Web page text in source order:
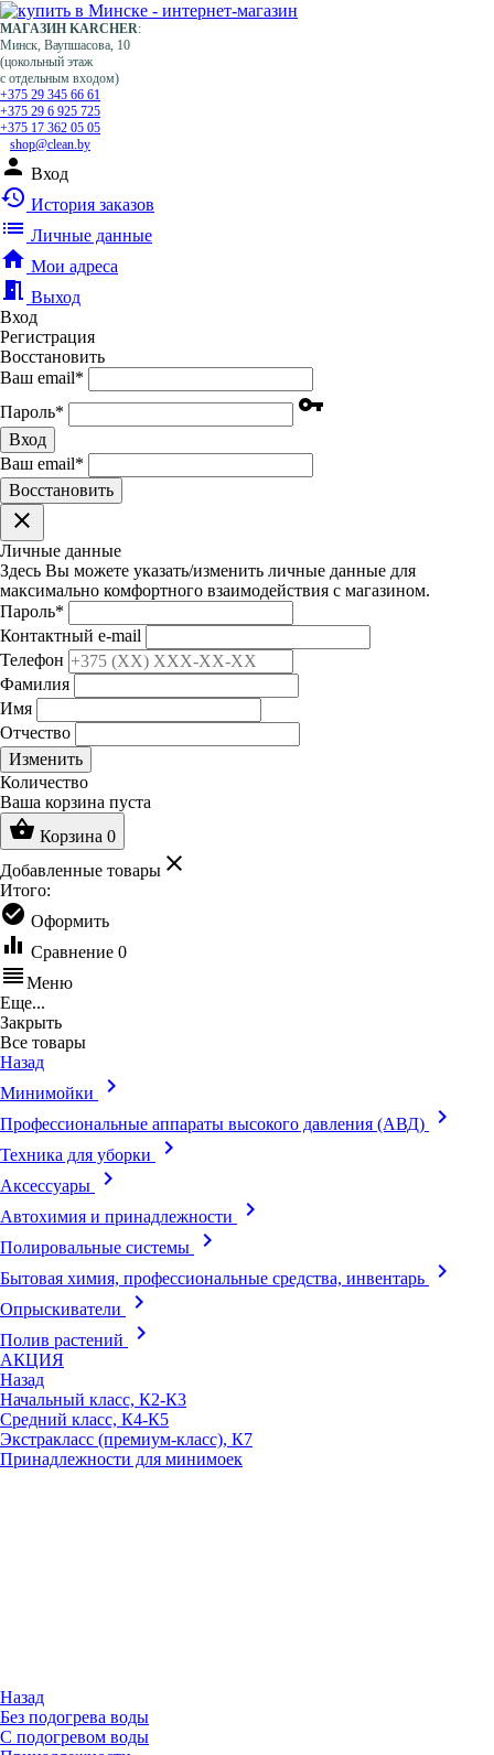
МАГАЗИН KARCHER:
Минск, Ваупшасова, 10
(цокольный этаж
с отдельным входом)
+375 29 345 66 61
+375 29 6 925 725
+375 17 362 05 05
shop@clean.by
person Вход
history История заказов
list Личные данные
home Мои адреса
meeting_room Выход
Вход
Регистрация
Восстановить
Ваш email*
Пароль* vpn_key
Вход
Ваш email*
Воcстановить
clear
Личные данные
Здесь Вы можете указать/изменить личные данные для
максимально комфортного взаимодействия с магазином.
Пароль*
Контактный e-mail
Телефон
Фамилия
Имя
Отчество
Изменить
Количество
Ваша корзина пуста
shopping_basket Корзина 0
Добавленные товары clear
Итого:
check_circle Оформить
equalizer Сравнение 0
reorderМеню
Еще...
Закрыть
Все товары
Назад
Минимойки
keyboard_arrow_right
Профессиональные аппараты высокого давления (АВД) keyboard_arrow_right
Техника для уборки keyboard_arrow_right
Аксессуары keyboard_arrow_right
Автохимия и принадлежности keyboard_arrow_right
Полировальные системы keyboard_arrow_right
Бытовая химия, профессиональные средства, инвентарь keyboard_arrow_right
Опрыскиватели keyboard_arrow_right
Полив растений keyboard_arrow_right
АКЦИЯ
Назад
Начальный класс, К2-К3
Средний класс, К4-К5
Экстракласс (премиум-класс), К7
Принадлежности для минимоек
Назад
Без подогрева воды
С подогревом воды